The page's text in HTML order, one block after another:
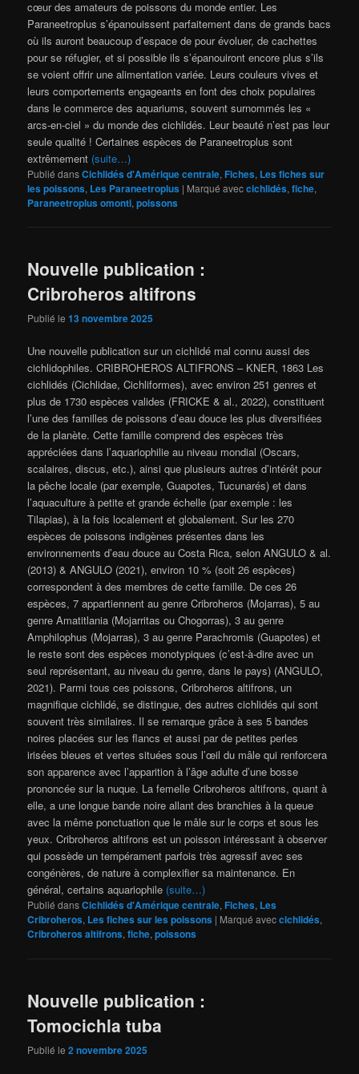
cœur des amateurs de poissons du monde entier. Les
Paraneetroplus s’épanouissent parfaitement dans de grands bacs
où ils auront beaucoup d’espace de pour évoluer, de cachettes
pour se réfugier, et si possible ils s’épanouiront encore plus s’ils
se voient offrir une alimentation variée. Leurs couleurs vives et
leurs comportements engageants en font des choix populaires
dans le commerce des aquariums, souvent surnommés les «
arcs-en-ciel » du monde des cichlidés. Leur beauté n’est pas leur
seule qualité ! Certaines espèces de Paraneetroplus sont
extrêmement (suite…)
Publié dansCichlidés d'Amérique centrale,Fiches, Les fiches sur
les poissons, Les Paraneetroplus | Marqué aveccichlidés,fiche,
Paraneetroplus omonti,poissons
Nouvelle publication :
Cribroheros altifrons
Publié le13 novembre 2025
Une nouvelle publication sur un cichlidé mal connu aussi des
cichlidophiles. CRIBROHEROS ALTIFRONS – KNER, 1863 Les
cichlidés (Cichlidae, Cichliformes), avec environ 251 genres et
plus de 1730 espèces valides (FRICKE & al., 2022), constituent
l’une des familles de poissons d’eau douce les plus diversifiées
de la planète. Cette famille comprend des espèces très
appréciées dans l’aquariophilie au niveau mondial (Oscars,
scalaires, discus, etc.), ainsi que plusieurs autres d’intérêt pour
la pêche locale (par exemple, Guapotes, Tucunarés) et dans
l’aquaculture à petite et grande échelle (par exemple : les
Tilapias), à la fois localement et globalement. Sur les 270
espèces de poissons indigènes présentes dans les
environnements d’eau douce au Costa Rica, selon ANGULO & al.
(2013) & ANGULO (2021), environ 10 % (soit 26 espèces)
correspondent à des membres de cette famille. De ces 26
espèces, 7 appartiennent au genre Cribroheros (Mojarras), 5 au
genre Amatitlania (Mojarritas ou Chogorras), 3 au genre
Amphilophus (Mojarras), 3 au genre Parachromis (Guapotes) et
le reste sont des espèces monotypiques (c’est-à-dire avec un
seul représentant, au niveau du genre, dans le pays) (ANGULO,
2021). Parmi tous ces poissons, Cribroheros altifrons, un
magnifique cichlidé, se distingue, des autres cichlidés qui sont
souvent très similaires. Il se remarque grâce à ses 5 bandes
noires placées sur les flancs et aussi par de petites perles
irisées bleues et vertes situées sous l’œil du mâle qui renforcera
son apparence avec l’apparition à l’âge adulte d’une bosse
prononcée sur la nuque. La femelle Cribroheros altifrons, quant à
elle, a une longue bande noire allant des branchies à la queue
avec la même ponctuation que le mâle sur le corps et sous les
yeux. Cribroheros altifrons est un poisson intéressant à observer
qui possède un tempérament parfois très agressif avec ses
congénères, de nature à complexifier sa maintenance. En
général, certains aquariophile (suite…)
Publié dansCichlidés d'Amérique centrale,Fiches, Les
Cribroheros, Les fiches sur les poissons | Marqué aveccichlidés,
Cribroheros altifrons,fiche,poissons
Nouvelle publication :
Tomocichla tuba
Publié le2 novembre 2025